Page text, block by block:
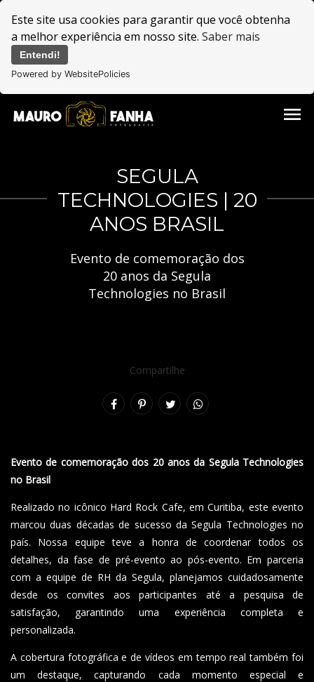
Este site usa cookies para garantir que você obtenha
a melhor experiência em nosso site. Saber mais
Entendi!
Powered by WebsitePolicies
menu
SEGULA
TECHNOLOGIES | 20
ANOS BRASIL
Evento de comemoração dos
20 anos da Segula
Technologies no Brasil
Compartilhe
Evento de comemoração dos 20 anos da Segula Technologies
no Brasil
Realizado no icônico Hard Rock Cafe, em Curitiba, este evento
marcou duas décadas de sucesso da Segula Technologies no
país. Nossa equipe teve a honra de coordenar todos os
detalhes, da fase de pré-evento ao pós-evento. Em parceria
com a equipe de RH da Segula, planejamos cuidadosamente
desde os convites aos participantes até a pesquisa de
satisfação, garantindo uma experiência completa e
personalizada.
A cobertura fotográfica e de vídeos em tempo real também foi
um destaque, capturando cada momento especial e